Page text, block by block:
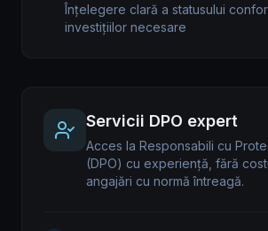
Înțelegere clară a statusului
investițiilor necesare
Servicii DPO expert
Acces la Responsabili cu
(DPO) cu experiență, fără
angajări cu normă întreagă.